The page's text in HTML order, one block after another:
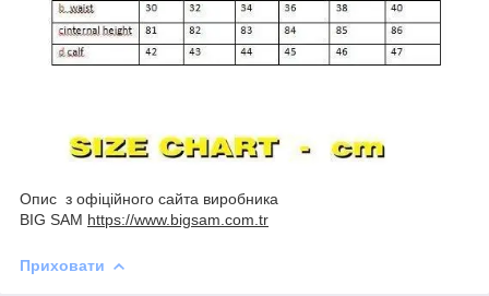
Опис з офіційного сайта виробника
BIG SAM https://www.bigsam.com.tr
Приховати